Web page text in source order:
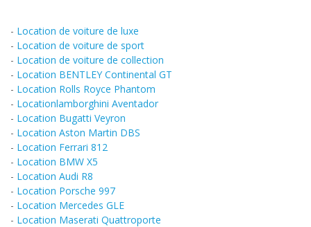
- Location de voiture de luxe
- Location de voiture de sport
- Location de voiture de collection
- Location BENTLEY Continental GT
- Location Rolls Royce Phantom
- Locationlamborghini Aventador
- Location Bugatti Veyron
- Location Aston Martin DBS
- Location Ferrari 812
- Location BMW X5
- Location Audi R8
- Location Porsche 997
- Location Mercedes GLE
- Location Maserati Quattroporte